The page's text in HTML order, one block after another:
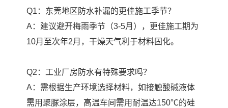
Q1：东莞地区防水补漏的更佳施工季节？
A：建议避开梅雨季节（3-5月），更佳施工期为
10月至次年2月，干燥天气利于材料固化。
Q2：工业厂房防水有特殊要求吗？
A：需根据生产环境选择材料，如接触酸碱液体
需用聚脲涂层，高温车间需用耐温达150℃的硅